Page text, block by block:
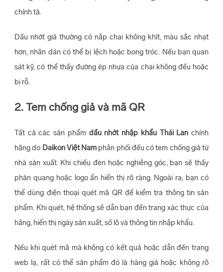
chính tả.
Dầu nhớt giả thường có nắp chai không khít, màu sắc nhạt
hơn, nhãn dán có thể bị lệch hoặc bong tróc. Nếu bạn quan
sát kỹ, có thể thấy đường ép nhựa của chai không đều hoặc
bị rỗ.
2. Tem chống giả và mã QR
Tất cả các sản phẩm dầu nhớt nhập khẩu Thái Lan chính
hãng do Daikon Việt Nam phân phối đều có tem chống giả từ
nhà sản xuất. Khi chiếu đèn hoặc nghiêng góc, bạn sẽ thấy
phản quang hoặc logo ẩn hiển thị rõ ràng. Ngoài ra, bạn có
thể dùng điện thoại quét mã QR để kiểm tra thông tin sản
phẩm. Khi quét, hệ thống sẽ dẫn bạn đến trang xác thực của
hãng, hiển thị ngày sản xuất, số lô và thông tin nhập khẩu.
Nếu khi quét mã mà không có kết quả hoặc dẫn đến trang
web lạ, rất có thể sản phẩm đó là hàng giả hoặc không rõ